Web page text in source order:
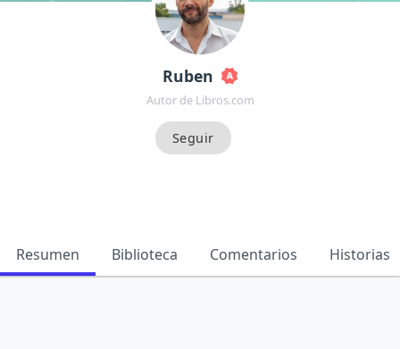
Ruben
Autor de Libros.com
Resumen Biblioteca Comentarios Historias